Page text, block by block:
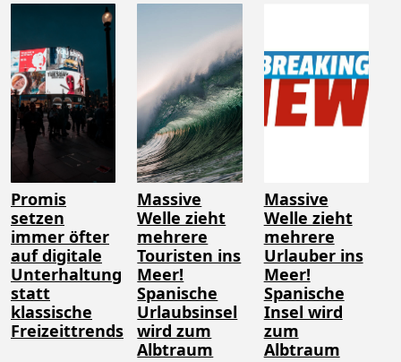
Promis
setzen
immer öfter
auf digitale
Unterhaltung
statt
klassische
Freizeittrends
Massive
Welle zieht
mehrere
Touristen ins
Meer!
Spanische
Urlaubsinsel
wird zum
Albtraum
Massive
Welle zieht
mehrere
Urlauber ins
Meer!
Spanische
Insel wird
zum
Albtraum